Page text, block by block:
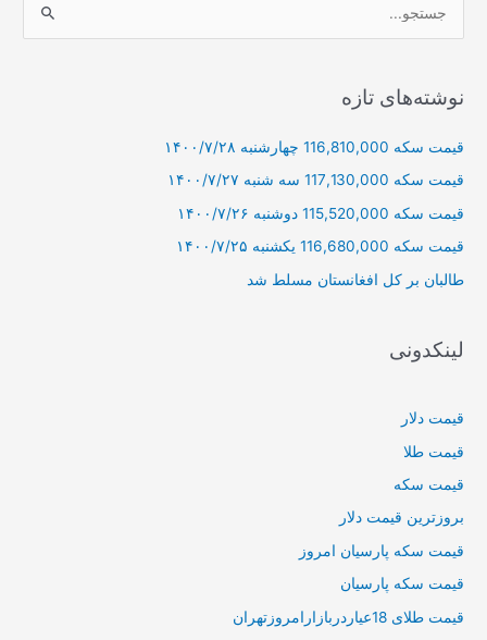
ب
ر
ا
نوشته‌های تازه
قیمت سکه 116,810,000 چهارشنبه ۱۴۰۰/۷/۲۸
قیمت سکه 117,130,000 سه شنبه ۱۴۰۰/۷/۲۷
قیمت سکه 115,520,000 دوشنبه ۱۴۰۰/۷/۲۶
قیمت سکه 116,680,000 یکشنبه ۱۴۰۰/۷/۲۵
طالبان بر كل افغانستان مسلط شد
لینکدونی
قیمت دلار
قیمت طلا
قیمت سکه
بروزترین قیمت دلار
قیمت سکه پارسیان امروز
قیمت سکه پارسیان
قیمت طلای 18عیاردربازارامروزتهران